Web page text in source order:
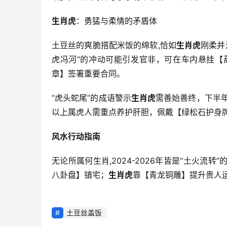
生肖虎：勇猛与柔情的矛盾体
土豆丝的爽脆搭配米饭的绵软,恰如生肖虎刚柔
虎冯河”的冲动可能引发官非，可在车内悬挂
章】签署重要合同。
“虎头蛇尾”的成语警示生肖虎需善始善终，下半
以上属虎人需重点养护肝胆，佩戴【绿松石护身
风水行动指南
无论所属何生肖,2024-2026年皆是“土火流转”
八卦盘】镇宅； 生肖虎靠【青龙铜雕】提升贵
土豆丝盖饭